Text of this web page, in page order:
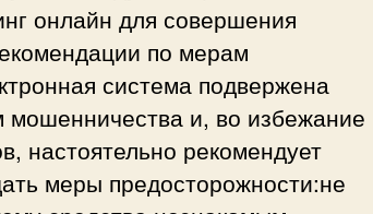
онлайн для совершения
по мерам
система подвержена
мошенничества и, во избежание
настоятельно рекомендует
меры предосторожности:не